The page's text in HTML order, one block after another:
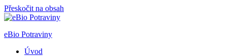
Přeskočit na obsah
eBio Potraviny
Úvod